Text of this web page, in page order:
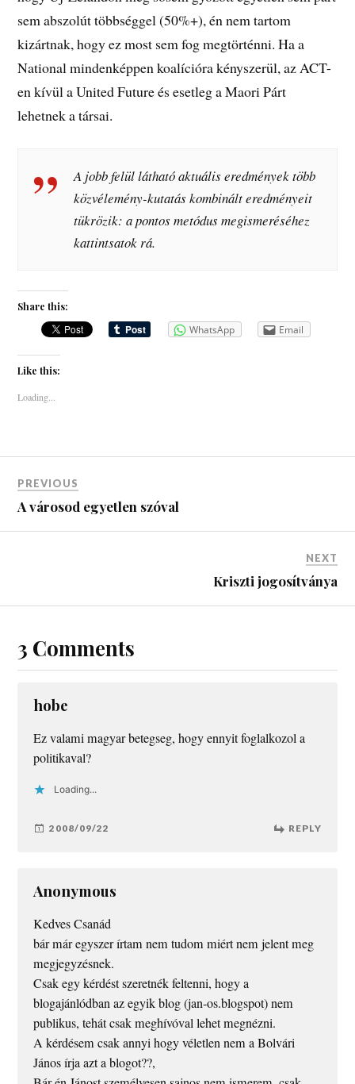
sem abszolút többséggel (50%+), én nem tartom
kizártnak, hogy ez most sem fog megtörténni. Ha a
National mindenképpen koalícióra kényszerül, az ACT-
en kívül a United Future és esetleg a Maori Párt
lehetnek a társai.
A jobb felül látható aktuális eredmények több
közvélemény-kutatás kombinált eredményeit
tükrözik: a pontos metódus megismeréséhez
kattintsatok rá.
Share this:
WhatsApp Email
Like this:
Loading...
PREVIOUS
A városod egyetlen szóval
NEXT
Kriszti jogosítványa
3 Comments
hobe
Ez valami magyar betegseg, hogy ennyit foglalkozol a
politikaval?
Loading...
2008/09/22 REPLY
Anonymous
Kedves Csanád
bár már egyszer írtam nem tudom miért nem jelent meg
megjegyzésnek.
Csak egy kérdést szeretnék feltenni, hogy a
blogajánlódban az egyik blog (jan-os.blogspot) nem
publikus, tehát csak meghívóval lehet megnézni.
A kérdésem csak annyi hogy véletlen nem a Bolvári
János írja azt a blogot??,